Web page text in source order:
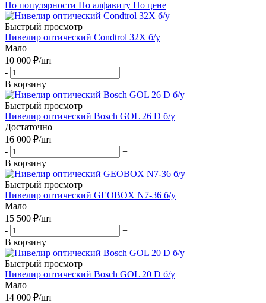
По популярности По алфавиту По цене
Быстрый просмотр
Нивелир оптический Condtrol 32X б/у
Мало
10 000 ₽/шт
-
+
В корзину
Быстрый просмотр
Нивелир оптический Bosch GOL 26 D б/у
Достаточно
16 000 ₽/шт
-
+
В корзину
Быстрый просмотр
Нивелир оптический GEOBOX N7-36 б/у
Мало
15 500 ₽/шт
-
+
В корзину
Быстрый просмотр
Нивелир оптический Bosch GOL 20 D б/у
Мало
14 000 ₽/шт